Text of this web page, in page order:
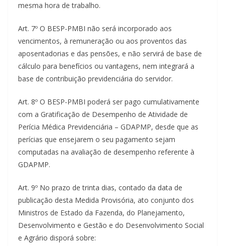
mesma hora de trabalho.
Art. 7º O BESP-PMBI não será incorporado aos
vencimentos, à remuneração ou aos proventos das
aposentadorias e das pensões, e não servirá de base de
cálculo para benefícios ou vantagens, nem integrará a
base de contribuição previdenciária do servidor.
Art. 8º O BESP-PMBI poderá ser pago cumulativamente
com a Gratificação de Desempenho de Atividade de
Perícia Médica Previdenciária – GDAPMP, desde que as
perícias que ensejarem o seu pagamento sejam
computadas na avaliação de desempenho referente à
GDAPMP.
Art. 9º No prazo de trinta dias, contado da data de
publicação desta Medida Provisória, ato conjunto dos
Ministros de Estado da Fazenda, do Planejamento,
Desenvolvimento e Gestão e do Desenvolvimento Social
e Agrário disporá sobre: